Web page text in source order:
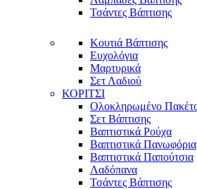
Τσάντες Βάπτισης
Κουτιά Βάπτισης
Ευχολόγια
Μαρτυρικά
Σετ Λαδιού
ΚΟΡΙΤΣΙ
Ολοκληρωμένο
Σετ Βάπτισης
Βαπτιστικά Ρούχα
Βαπτιστικά Πανωφόρια
Βαπτιστικά Παπούτσια
Λαδόπανα
Τσάντες Βάπτισης